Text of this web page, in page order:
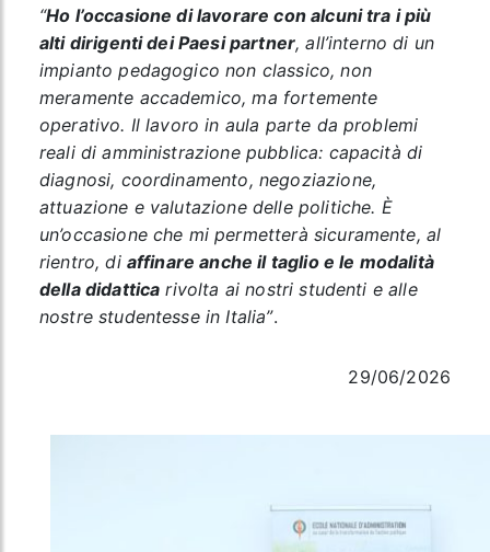
“Ho l’occasione di lavorare con alcuni tra i più
alti dirigenti dei Paesi partner, all’interno di un
impianto pedagogico non classico, non
meramente accademico, ma fortemente
operativo. Il lavoro in aula parte da problemi
reali di amministrazione pubblica: capacità di
diagnosi, coordinamento, negoziazione,
attuazione e valutazione delle politiche. È
un’occasione che mi permetterà sicuramente, al
rientro, di affinare anche il taglio e le modalità
della didattica rivolta ai nostri studenti e alle
nostre studentesse in Italia”.
29/06/2026